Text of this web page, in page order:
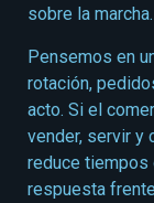
sobre la marcha.
Pensemos en
rotación,
acto. Si el
vender, servir y
reduce tiempos
respuesta